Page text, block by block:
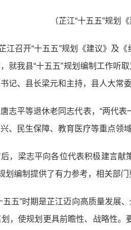
（芷江“十五五”规划
江召开“十五五”规划《建议》及
就我县“十五五”规划编制工作听
记、县长梁元和主持，县人大常
志平等退休老同志代表，“两代
、民生保障、教育医疗等重点领
，梁志平向各位代表积极建言
划编制提供了有力参考，相关部
五五”时期是芷江迈向高质量发展
，使规划更具前瞻性、战略性